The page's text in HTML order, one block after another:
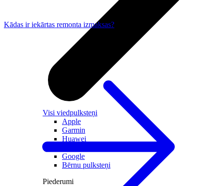
Visi viedpulksteņi
Apple
Garmin
Huawei
Google
Bērnu pulksteņi
Piederumi
Kādas ir iekārtas remonta izmaksas?